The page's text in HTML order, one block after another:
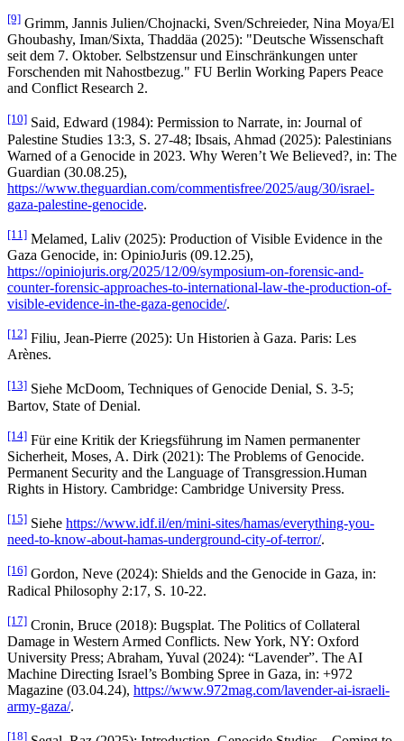
[9] Grimm, Jannis Julien/Chojnacki, Sven/Schreieder, Nina Moya/El
Ghoubashy, Iman/Sixta, Thaddäa (2025): "Deutsche Wissenschaft
seit dem 7. Oktober. Selbstzensur und Einschränkungen unter
Forschenden mit Nahostbezug." FU Berlin Working Papers Peace
and Conflict Research 2.
[10] Said, Edward (1984): Permission to Narrate, in: Journal of
Palestine Studies 13:3, S. 27-48; Ibsais, Ahmad (2025): Palestinians
Warned of a Genocide in 2023. Why Weren’t We Believed?, in: The
Guardian (30.08.25),
https://www.theguardian.com/commentisfree/2025/aug/30/israel-
gaza-palestine-genocide.
[11] Melamed, Laliv (2025): Production of Visible Evidence in the
Gaza Genocide, in: OpinioJuris (09.12.25),
https://opiniojuris.org/2025/12/09/symposium-on-forensic-and-
counter-forensic-approaches-to-international-law-the-production-of-
visible-evidence-in-the-gaza-genocide/.
[12] Filiu, Jean-Pierre (2025): Un Historien à Gaza. Paris: Les
Arènes.
[13] Siehe McDoom, Techniques of Genocide Denial, S. 3-5;
Bartov, State of Denial.
[14] Für eine Kritik der Kriegsführung im Namen permanenter
Sicherheit, Moses, A. Dirk (2021): The Problems of Genocide.
Permanent Security and the Language of Transgression.Human
Rights in History. Cambridge: Cambridge University Press.
[15] Siehe https://www.idf.il/en/mini-sites/hamas/everything-you-
need-to-know-about-hamas-underground-city-of-terror/.
[16] Gordon, Neve (2024): Shields and the Genocide in Gaza, in:
Radical Philosophy 2:17, S. 10-22.
[17] Cronin, Bruce (2018): Bugsplat. The Politics of Collateral
Damage in Western Armed Conflicts. New York, NY: Oxford
University Press; Abraham, Yuval (2024): “Lavender”. The AI
Machine Directing Israel’s Bombing Spree in Gaza, in: +972
Magazine (03.04.24), https://www.972mag.com/lavender-ai-israeli-
army-gaza/.
[18]